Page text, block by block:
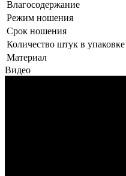
Влагосодержание
Режим ношения
Срок ношения
Количество штук в упаковке
Материал
Видео